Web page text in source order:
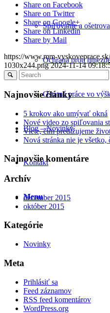
Spiľovanie a
Ochrana proti
Ostatné práce vo
Blog – Novinky
Kontakt
Menu
Share on Facebook
Share on Twitter
Share on Google+
Share on Linkedin
Share by Mail
https://www.mm-
1030x244.png 2024-11-14
Najnovšie články
5 krokov ako umývať okná
Nové video zo spiľovania
Viete, čím predĺžujeme
Nová stránka nie je všetko,
Najnovšie komentáre
Archív
december 2015
október 2015
Kategórie
Novinky
Meta
Prihlásiť sa
Feed záznamov
RSS feed komentárov
WordPress.org